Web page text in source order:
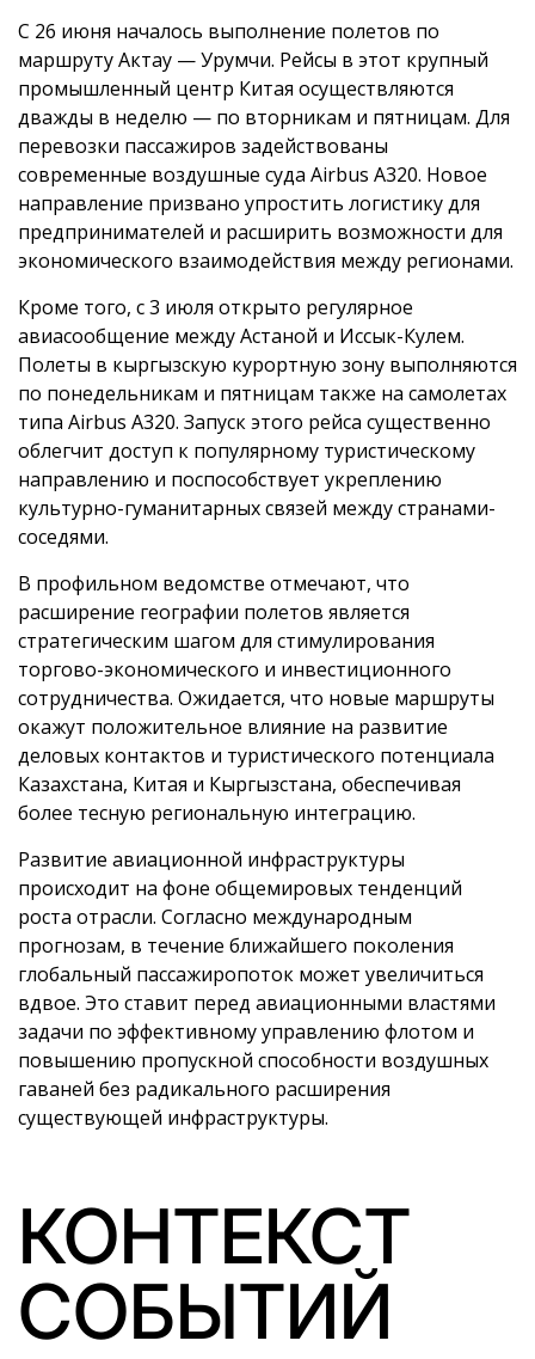
С 26 июня началось выполнение полетов по
маршруту Актау — Урумчи. Рейсы в этот крупный
промышленный центр Китая осуществляются
дважды в неделю — по вторникам и пятницам. Для
перевозки пассажиров задействованы
современные воздушные суда Airbus A320. Новое
направление призвано упростить логистику для
предпринимателей и расширить возможности для
экономического взаимодействия между регионами.
Кроме того, с 3 июля открыто регулярное
авиасообщение между Астаной и Иссык-Кулем.
Полеты в кыргызскую курортную зону выполняются
по понедельникам и пятницам также на самолетах
типа Airbus A320. Запуск этого рейса существенно
облегчит доступ к популярному туристическому
направлению и поспособствует укреплению
культурно-гуманитарных связей между странами-
соседями.
В профильном ведомстве отмечают, что
расширение географии полетов является
стратегическим шагом для стимулирования
торгово-экономического и инвестиционного
сотрудничества. Ожидается, что новые маршруты
окажут положительное влияние на развитие
деловых контактов и туристического потенциала
Казахстана, Китая и Кыргызстана, обеспечивая
более тесную региональную интеграцию.
Развитие авиационной инфраструктуры
происходит на фоне общемировых тенденций
роста отрасли. Согласно международным
прогнозам, в течение ближайшего поколения
глобальный пассажиропоток может увеличиться
вдвое. Это ставит перед авиационными властями
задачи по эффективному управлению флотом и
повышению пропускной способности воздушных
гаваней без радикального расширения
существующей инфраструктуры.
КОНТЕКСТ
СОБЫТИЙ